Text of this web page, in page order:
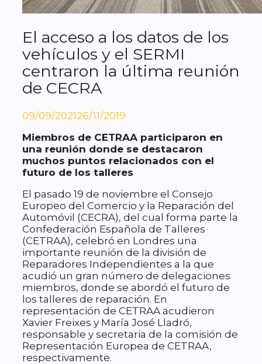
El acceso a los datos de los
vehículos y el SERMI
centraron la última reunión
de CECRA
09/09/202126/11/2019
Miembros de CETRAA participaron en
una reunión donde se destacaron
muchos puntos relacionados con el
futuro de los talleres
El pasado 19 de noviembre el Consejo
Europeo del Comercio y la Reparación del
Automóvil (CECRA), del cual forma parte la
Confederación Española de Talleres
(CETRAA), celebró en Londres una
importante reunión de la división de
Reparadores Independientes a la que
acudió un gran número de delegaciones
miembros, donde se abordó el futuro de
los talleres de reparación. En
representación de CETRAA acudieron
Xavier Freixes y María José Lladró,
responsable y secretaria de la comisión de
Representación Europea de CETRAA,
respectivamente.